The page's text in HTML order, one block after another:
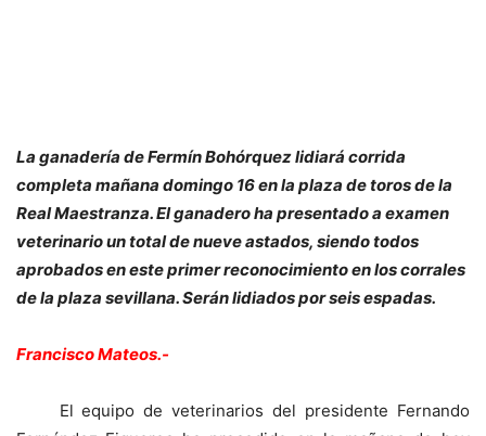
La ganadería de Fermín Bohórquez lidiará corrida
completa mañana domingo 16 en la plaza de toros de la
Real Maestranza. El ganadero ha presentado a examen
veterinario un total de nueve astados, siendo todos
aprobados en este primer reconocimiento en los corrales
de la plaza sevillana. Serán lidiados por seis espadas.
Francisco Mateos.-
El equipo de veterinarios del presidente Fernando